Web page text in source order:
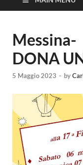
Messina-
DONA
5 Maggio 2023 - by